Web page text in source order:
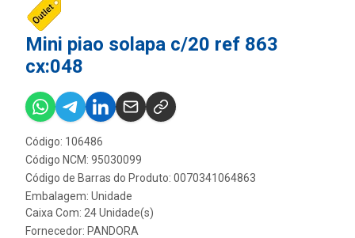
Mini piao solapa c/20 ref 863
cx:048
Código: 106486
Código NCM: 95030099
Código de Barras do Produto: 0070341064863
Embalagem: Unidade
Caixa Com: 24 Unidade(s)
Fornecedor: PANDORA